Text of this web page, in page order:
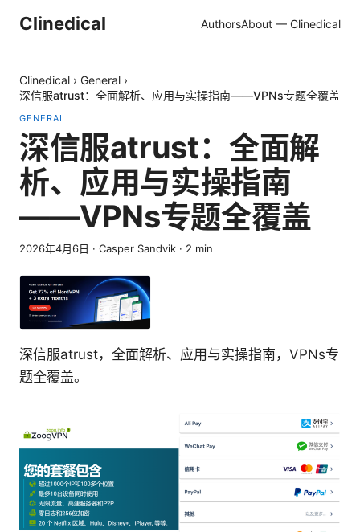
Clinedical AuthorsAbout — Clinedical
Clinedical › General ›
深信服atrust：全面解析、应用与实操指南——VPNs专题全覆盖
GENERAL
深信服atrust：全面解
析、应用与实操指南
——VPNs专题全覆盖
2026年4月6日 · Casper Sandvik · 2 min
深信服atrust，全面解析、应用与实操指南，VPNs专
题全覆盖。